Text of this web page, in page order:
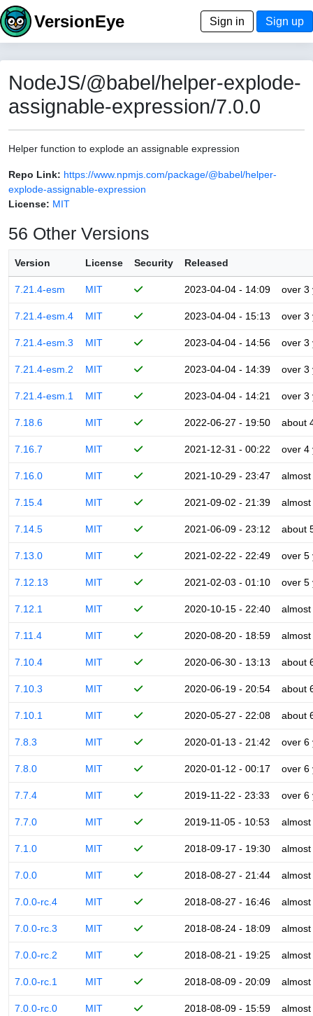
VersionEye Sign in Sign up
NodeJS/@babel/helper-explode-
assignable-expression/7.0.0
Helper function to explode an assignable expression
Repo Link: https://www.npmjs.com/package/@babel/helper-
explode-assignable-expression
License: MIT
56 Other Versions
Version License Security Released
7.21.4-esm MIT 2023-04-04 - 14:09 over 3
7.21.4-esm.4 MIT 2023-04-04 - 15:13 over 3
7.21.4-esm.3 MIT 2023-04-04 - 14:56 over 3
7.21.4-esm.2 MIT 2023-04-04 - 14:39 over 3
7.21.4-esm.1 MIT 2023-04-04 - 14:21 over 3
7.18.6 MIT 2022-06-27 - 19:50 about
7.16.7 MIT 2021-12-31 - 00:22 over 4
7.16.0 MIT 2021-10-29 - 23:47
7.15.4 MIT 2021-09-02 - 21:39
7.14.5 MIT 2021-06-09 - 23:12 about
7.13.0 MIT 2021-02-22 - 22:49 over 5
7.12.13 MIT 2021-02-03 - 01:10 over 5
7.12.1 MIT 2020-10-15 - 22:40
7.11.4 MIT 2020-08-20 - 18:59
7.10.4 MIT 2020-06-30 - 13:13 about
7.10.3 MIT 2020-06-19 - 20:54 about
7.10.1 MIT 2020-05-27 - 22:08 about
7.8.3 MIT 2020-01-13 - 21:42 over 6
7.8.0 MIT 2020-01-12 - 00:17 over 6
7.7.4 MIT 2019-11-22 - 23:33 over 6
7.7.0 MIT 2019-11-05 - 10:53
7.1.0 MIT 2018-09-17 - 19:30
7.0.0 MIT 2018-08-27 - 21:44
7.0.0-rc.4 MIT 2018-08-27 - 16:46
7.0.0-rc.3 MIT 2018-08-24 - 18:09
7.0.0-rc.2 MIT 2018-08-21 - 19:25
7.0.0-rc.1 MIT 2018-08-09 - 20:09
7.0.0-rc.0 MIT 2018-08-09 - 15:59